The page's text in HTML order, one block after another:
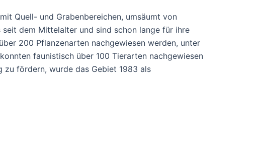
Quell- und Grabenbereichen, umsäumt von
seit dem Mittelalter und sind schon lange für ihre
200 Pflanzenarten nachgewiesen werden, unter
faunistisch über 100 Tierarten nachgewiesen
zu fördern, wurde das Gebiet 1983 als